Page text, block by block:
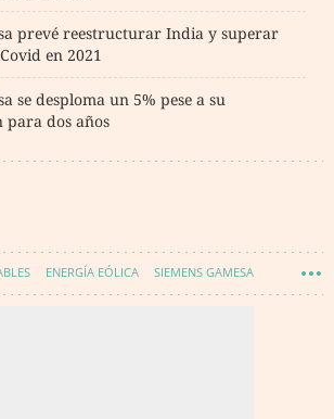
prevé reestructurar India y superar
en 2021
se desploma un 5% pese a su
para dos años
ENERGÍA EÓLICA SIEMENS GAMESA